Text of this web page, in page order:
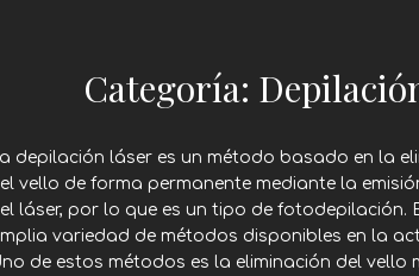
Categoría:
depilación láser es un método basado en la
vello de forma permanente mediante la
láser, por lo que es un tipo de fotodepilación.
variedad de métodos disponibles en la
de estos métodos es la eliminación del vello